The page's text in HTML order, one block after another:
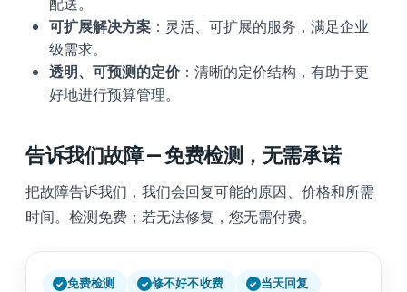
可扩展解决方案 ：灵活、可扩展的服务，满足企业
级需求。
透明、可预测的定价 ：清晰的定价结构，有助于更
好地进行预算管理。
告诉我们故障 — 免费检测，无需承诺
把故障告诉我们，我们会回复可能的原因、价格和所需
时间。检测免费；若无法修复，您无需付费。
免费检测 修不好不收费 当天回复